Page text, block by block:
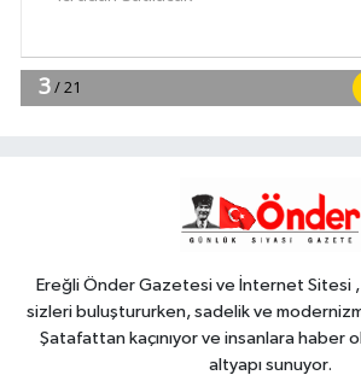
dakikaya sığmaz
Ereğli Önder Gazetesi ve İnternet Sitesi
sizleri buluştururken, sadelik ve
Şatafattan kaçınıyor ve insanlara haber
altyapı sunuyor.